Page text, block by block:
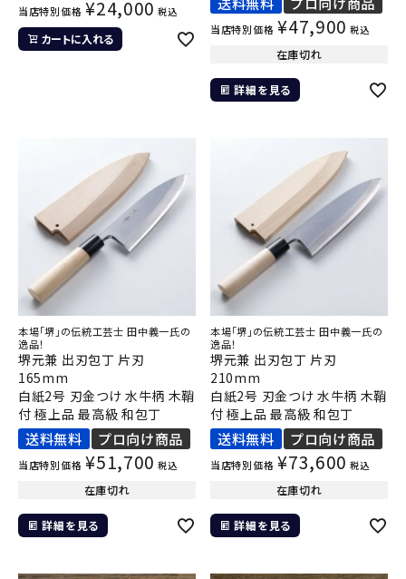
当店特別価格 ¥24,000 税込
カートに入れる
当店特別価格 ¥47,900 税込
在庫切れ
詳細を見る
本場「堺」の伝統工芸士 田中義一氏の
逸品！
堺元兼 出刃包丁 片刃
165mm
白紙2号 刃金つけ 水牛柄 木鞘
付 極上品 最高級 和包丁
送料無料 プロ向け商品
当店特別価格 ¥51,700 税込
在庫切れ
詳細を見る
本場「堺」の伝統工芸士 田中義一氏の
逸品！
堺元兼 出刃包丁 片刃
210mm
白紙2号 刃金つけ 水牛柄 木鞘
付 極上品 最高級 和包丁
送料無料 プロ向け商品
当店特別価格 ¥73,600 税込
在庫切れ
詳細を見る